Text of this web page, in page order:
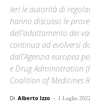
Ieri le autorità di
hanno discusso le
dell'adattamento dei
continua ad evolversi
dall'Agenzia europea
e Drug Administration
Coalition of Medicines
Di Alberto Izzo - 1 Luglio 2022